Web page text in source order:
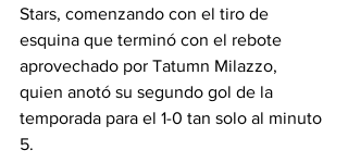
Stars, comenzando con el tiro de
esquina que terminó con el rebote
aprovechado por Tatumn Milazzo,
quien anotó su segundo gol de la
temporada para el 1-0 tan solo al minuto
5.